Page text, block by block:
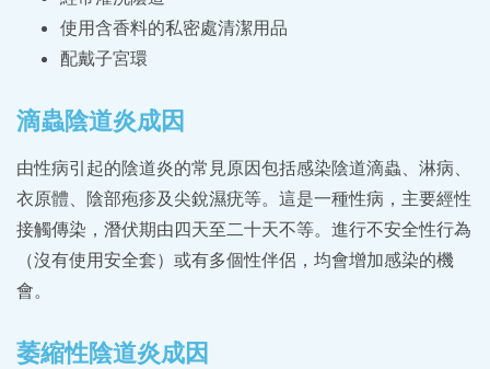
使用含香料的私密處清潔用品
配戴子宮環
滴蟲陰道炎成因
由性病引起的陰道炎的常見原因包括感染陰道滴蟲、淋病、
衣原體、陰部疱疹及尖銳濕疣等。這是一種性病，主要經性
接觸傳染，潛伏期由四天至二十天不等。進行不安全性行為
（沒有使用安全套）或有多個性伴侶，均會增加感染的機
會。
萎縮性陰道炎成因